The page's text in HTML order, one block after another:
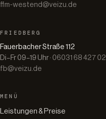
ffm-westend@veizu.de
FRIEDBERG
Fauerbacher Straße 112
Di–Fr 09–19 Uhr · 06031 68 427 02
fb@veizu.de
MENÜ
Leistungen & Preise